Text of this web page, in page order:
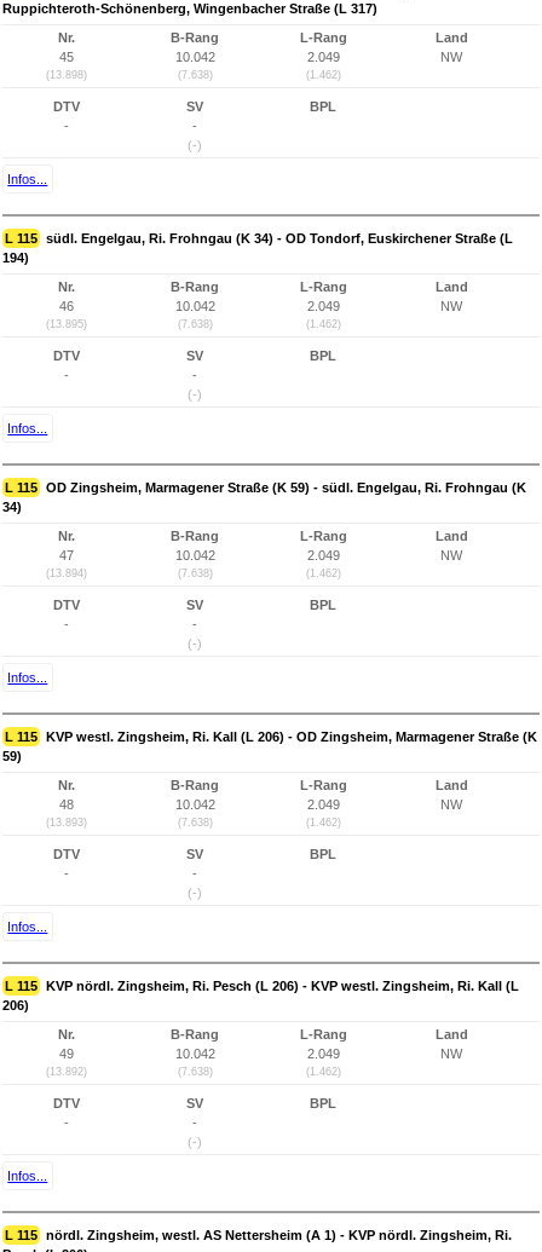
Ruppichteroth-Schönenberg, Wingenbacher Straße (L 317)
Nr.
45
(13.898)
B-Rang
10.042
(7.638)
L-Rang
2.049
(1.462)
Land
NW
DTV
-
SV
-
(-)
BPL
Infos...
L 115 südl. Engelgau, Ri. Frohngau (K 34) - OD Tondorf, Euskirchener Straße (L
194)
Nr.
46
(13.895)
B-Rang
10.042
(7.638)
L-Rang
2.049
(1.462)
Land
NW
DTV
-
SV
-
(-)
BPL
Infos...
L 115 OD Zingsheim, Marmagener Straße (K 59) - südl. Engelgau, Ri. Frohngau (K
34)
Nr.
47
(13.894)
B-Rang
10.042
(7.638)
L-Rang
2.049
(1.462)
Land
NW
DTV
-
SV
-
(-)
BPL
Infos...
L 115 KVP westl. Zingsheim, Ri. Kall (L 206) - OD Zingsheim, Marmagener Straße (K
59)
Nr.
48
(13.893)
B-Rang
10.042
(7.638)
L-Rang
2.049
(1.462)
Land
NW
DTV
-
SV
-
(-)
BPL
Infos...
L 115 KVP nördl. Zingsheim, Ri. Pesch (L 206) - KVP westl. Zingsheim, Ri. Kall (L
206)
Nr.
49
(13.892)
B-Rang
10.042
(7.638)
L-Rang
2.049
(1.462)
Land
NW
DTV
-
SV
-
(-)
BPL
Infos...
L 115 nördl. Zingsheim, westl. AS Nettersheim (A 1) - KVP nördl. Zingsheim, Ri.